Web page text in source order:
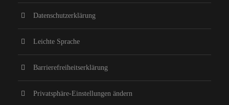
Datenschutzerklärung
Leichte Sprache
Barrierefreiheitserklärung
Privatsphäre-Einstellungen ändern